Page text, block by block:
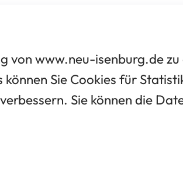
von www.neu-isenburg.de
Sie Cookies für
Sie können die